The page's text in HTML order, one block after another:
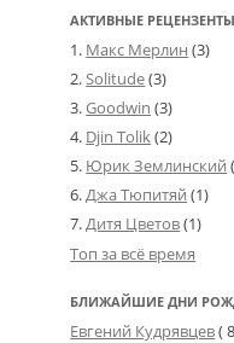
АКТИВНЫЕ РЕЦЕНЗЕНТЫ
Макс Мерлин (3)
Solitude(3)
Goodwin (3)
Djin Tolik(2)
Юрик Землинский
Джа Тюпитяй (1)
Дитя Цветов(1)
Топ за всё время
БЛИЖАЙШИЕ ДНИ
Евгений Кудрявцев(